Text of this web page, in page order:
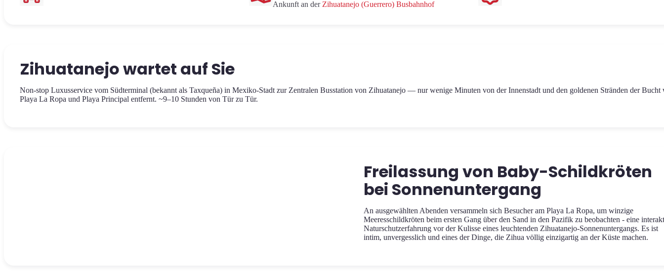
Ankunft an der Zihuatanejo (Guerrero) Busbahnhof
Zihuatanejo wartet auf Sie
Non-stop Luxusservice vom Südterminal (bekannt als Taxqueña) in Mexiko-Stadt zur Zentralen Busstation von Zihuatanejo — nur wenige Minuten von der Innenstadt und den goldenen Stränden der Bucht
Playa La Ropa und Playa Principal entfernt. ~9–10 Stunden von Tür zu Tür.
Freilassung von Baby-Schildkröten
bei Sonnenuntergang
An ausgewählten Abenden versammeln sich Besucher am Playa La Ropa, um winzige
Meeresschildkröten beim ersten Gang über den Sand in den Pazifik zu beobachten - eine
Naturschutzerfahrung vor der Kulisse eines leuchtenden Zihuatanejo-Sonnenuntergangs. Es ist
intim, unvergesslich und eines der Dinge, die Zihua völlig einzigartig an der Küste machen.